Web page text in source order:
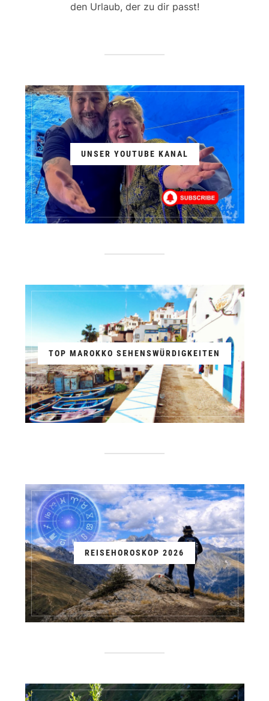
den Urlaub, der zu dir passt!
UNSER YOUTUBE KANAL
TOP MAROKKO SEHENSWÜRDIGKEITEN
REISEHOROSKOP 2026